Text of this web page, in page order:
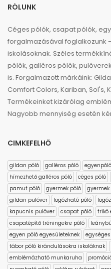
RÓLUNK
Céges pólók, csapat pólók,
forgalmazásával foglalkozunk
iskolásoknak. Széles
pólók, galléros pólók,
is. Forgalmazott márkáink:
Comfort Colors, Kariban, Sol's,
Termékeinket kizárólag
Nagyobb mennyiség esetén
CIMKEFELHŐ
gildan póló galléros póló egyenpóló
hímezhető galléros póló
céges póló
pamut póló
gyermek póló
gildan pulóver
logózható póló
kapucnis pulóver
csapat póló trikó
csapatépítő tréningekre póló
egyen póló egyesületeknek
tábor póló kirándulásokra iskoláknak
emblémázható munkaruha